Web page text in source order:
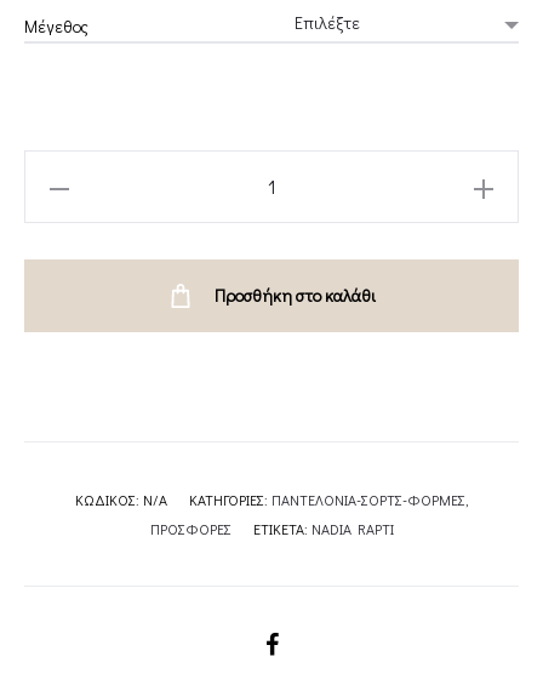
190.00€.95.00€.
Μέγεθος
Προσθήκη στο καλάθι
ΚΩΔΙΚΌΣ: N/A ΚΑΤΗΓΟΡΊΕΣ: ΠΑΝΤΕΛΟΝΙΑ-ΣΟΡΤΣ-ΦΟΡΜΕΣ
ΠΡΟΣΦΟΡΕΣ
ΕΤΙΚΈΤΑ: NADIA RAPTI
SHARE